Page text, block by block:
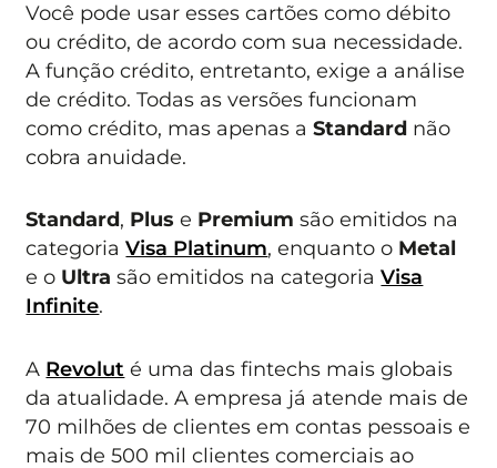
Você pode usar esses cartões como débito
ou crédito, de acordo com sua necessidade.
A função crédito, entretanto, exige a análise
de crédito. Todas as versões funcionam
como crédito, mas apenas aStandard não
cobra anuidade.
Standard, Pluse Premiumsão emitidos na
categoriaVisa Platinum, enquanto o Metal
e o Ultrasão emitidos na categoriaVisa
Infinite.
A Revolut é uma das fintechs mais globais
da atualidade. A empresa já atende mais de
70 milhões de clientes em contas pessoais e
mais de 500 mil clientes comerciais ao